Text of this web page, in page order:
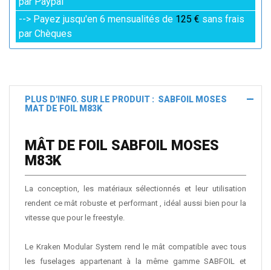
--> Payez jusqu'en 6 mensualités de 125 € sans frais
par Chèques
PLUS D'INFO. SUR LE PRODUIT : SABFOIL MOSES
MAT DE FOIL M83K
MÂT DE FOIL SABFOIL MOSES
M83K
La conception, les matériaux sélectionnés et leur utilisation
rendent ce mât robuste et performant , idéal aussi bien pour la
vitesse que pour le freestyle.
Le Kraken Modular System rend le mât compatible avec tous
les fuselages appartenant à la même gamme SABFOIL et